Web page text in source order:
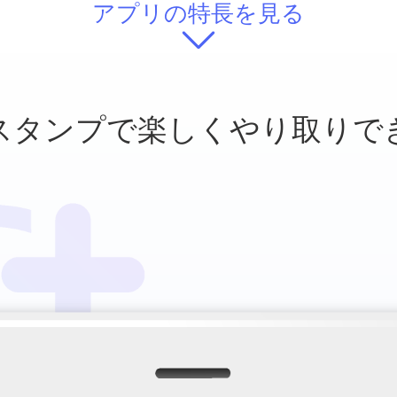
アプリの特長を見る
タンプで楽しくやり取りで